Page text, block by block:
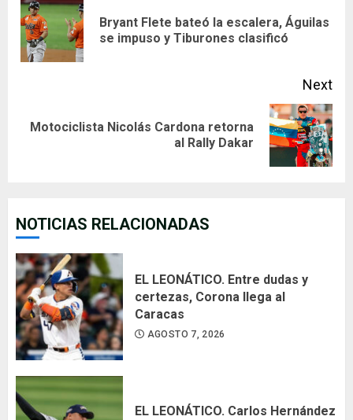
ReadingBryant Flete bateó la escalera, Águilas
se impuso y Tiburones clasificó
Next
Next
Motociclista Nicolás Cardona retorna
al Rally Dakar
NOTICIAS RELACIONADAS
EL LEONÁTICO. Entre dudas y
certezas, Corona llega al
Caracas
AGOSTO 7, 2026
EL LEONÁTICO. Carlos Hernández